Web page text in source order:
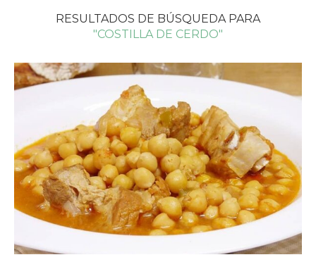
RESULTADOS DE BÚSQUEDA PARA
"COSTILLA DE CERDO"